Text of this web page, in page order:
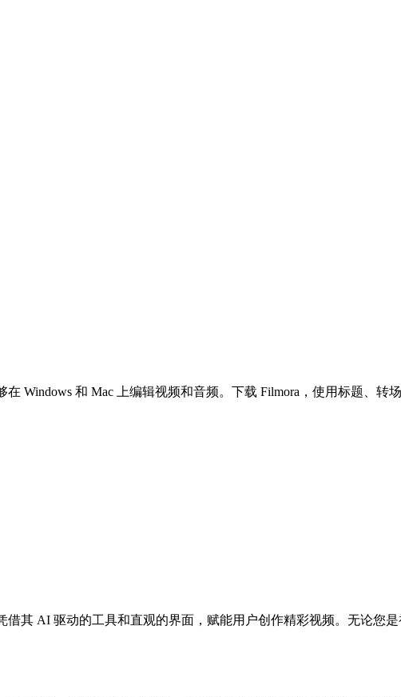
在 Windows 和 Mac 上编辑视频和音频。下载 Filmora，使用标题、转
借其 AI 驱动的工具和直观的界面，赋能用户创作精彩视频。无论您